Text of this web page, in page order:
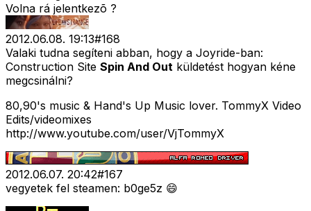
Volna rá jelentkezõ ?
2012.06.08. 19:13#168
Valaki tudna segíteni abban, hogy a Joyride-ban:
Construction Site Spin And Out küldetést hogyan kéne
megcsinálni?
80,90's music & Hand's Up Music lover. TommyX Video
Edits/videomixes
http://www.youtube.com/user/VjTommyX
2012.06.07. 20:42#167
vegyetek fel steamen: b0ge5z 😄